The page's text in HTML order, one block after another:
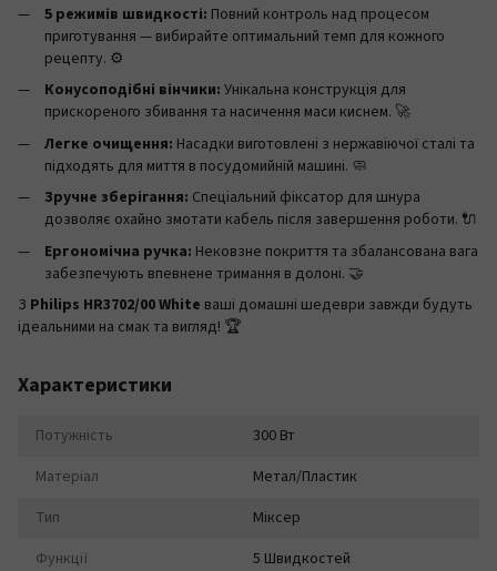
5 режимів швидкості: Повний контроль над процесом
приготування — вибирайте оптимальний темп для кожного
рецепту. ⚙️
Конусоподібні вінчики: Унікальна конструкція для
прискореного збивання та насичення маси киснем. 🚀
Легке очищення: Насадки виготовлені з нержавіючої сталі та
підходять для миття в посудомийній машині. 🧼
Зручне зберігання: Спеціальний фіксатор для шнура
дозволяє охайно змотати кабель після завершення роботи. 🔌
Ергономічна ручка: Нековзне покриття та збалансована вага
забезпечують впевнене тримання в долоні. 🤝
З Philips HR3702/00 White ваші домашні шедеври завжди будуть
ідеальними на смак та вигляд! 🏆
Характеристики
Потужність
300 Вт
Матеріал
Метал/Пластик
Тип
Міксер
Функції
5 Швидкостей